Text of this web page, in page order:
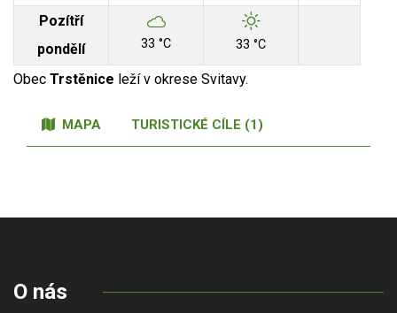
Pozítří
pondělí
33 °C 33 °C
Obec Trstěnice leží v okrese Svitavy.
MAPA TURISTICKÉ CÍLE (1)
O nás